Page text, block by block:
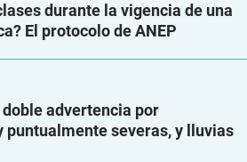
durante la vigencia de una
El protocolo de ANEP
advertencia por
severas, y lluvias